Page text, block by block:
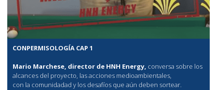
CONPERMISOLOGÍA CAP 1
Mario Marchese, director de HNH Energy, conversa sobre los
alcances del proyecto, las acciones medioambientales,
con la comunidadad y los desafíos que aún deben sortear.